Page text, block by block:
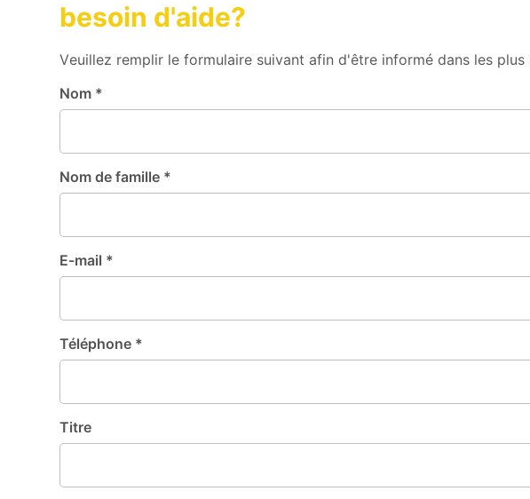
besoin d'aide?
Veuillez remplir le formulaire suivant afin d'être informé dans les
Nom *
Nom de famille *
E-mail *
Téléphone *
Titre